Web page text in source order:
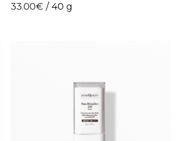
puikiai tinka naudoti kaip makiažo pagrindą.
out
33.00€ / 40 g